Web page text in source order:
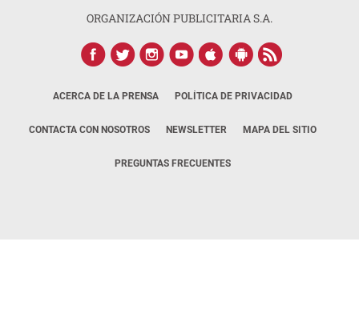
ORGANIZACIÓN PUBLICITARIA S.A.
ACERCA DE LA PRENSA POLÍTICA DE PRIVACIDAD
CONTACTA CON NOSOTROS NEWSLETTER MAPA DEL SITIO
PREGUNTAS FRECUENTES